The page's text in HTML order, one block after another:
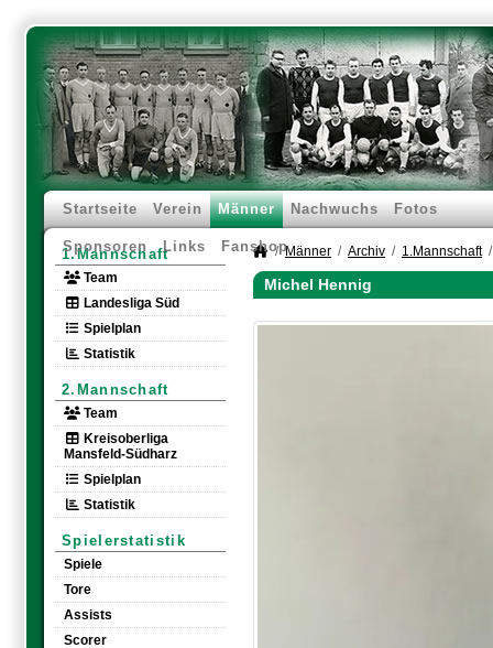
Startseite Verein Männer Nachwuchs Fotos
Sponsoren Links Fanshop
1.Mannschaft
Team
Landesliga Süd
Spielplan
Statistik
2.Mannschaft
Team
Kreisoberliga
Mansfeld-Südharz
Spielplan
Statistik
Spielerstatistik
Spiele
Tore
Assists
Scorer
Männer Archiv 1.Mannschaft
Michel Hennig